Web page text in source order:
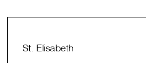
St. Elisabeth